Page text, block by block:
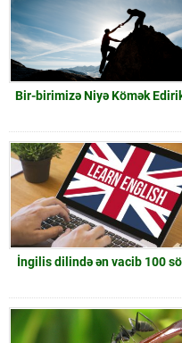
Bir-birimizə Niyə Kömək
İngilis dilində ən vacib 100